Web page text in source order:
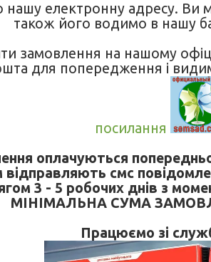
нашу електронну адресу.
також його водимо в нашу
замовлення на нашому
для попередження і
посилання
оплачуються
відправляють смс
3 - 5 робочих днів з
МІНІМАЛЬНА СУМА
Працюємо зі